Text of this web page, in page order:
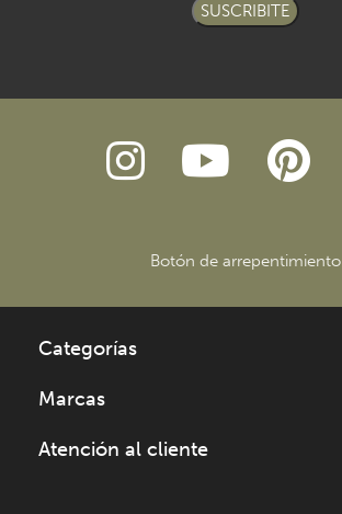
SUSCRIBITE
Botón de arrepentimiento
Categorías
Marcas
Atención al cliente